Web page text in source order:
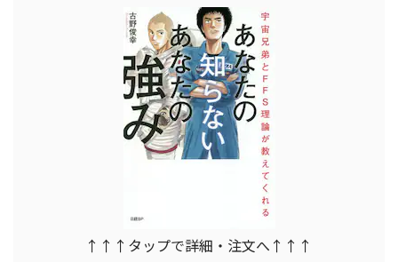
↑↑↑タップで詳細・注文へ↑↑↑